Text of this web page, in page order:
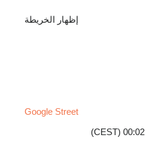
إظهار الخريطة
Google Street